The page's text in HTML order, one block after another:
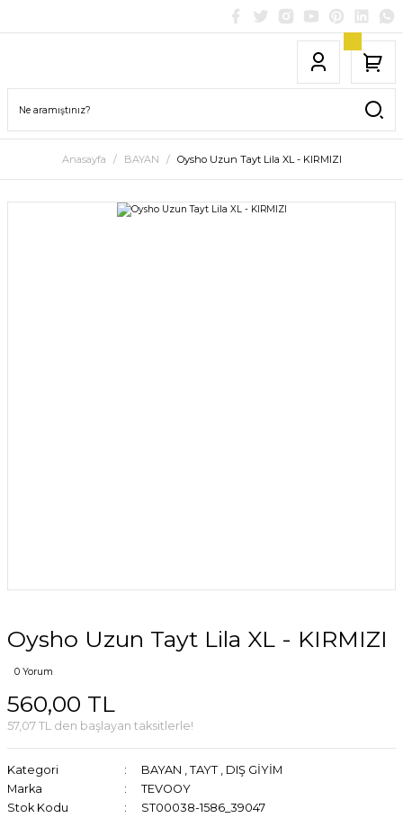
Anasayfa BAYAN Oysho Uzun Tayt Lila XL - KIRMIZI
Oysho Uzun Tayt Lila XL - KIRMIZI
0 Yorum
560,00 TL
57,07 TL den başlayan taksitlerle!
Kategori BAYAN , TAYT , DIŞ GİYİM
Marka
TEVOOY
Stok Kodu
ST00038-1586_39047